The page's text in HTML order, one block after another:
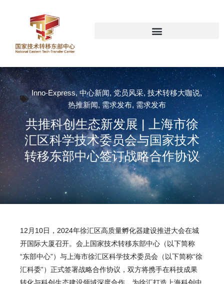
Inno-Express,中心新闻,党员风采, 技术转移大咖说,
热推新闻,需求发布, 需求发布
共推科创生态新发展 | 上海市徐
汇区科学技术委员会与国家技术
转移东部中心签订战略合作协议
12月10日，2024年徐汇区高质量孵化器建设推进大会在城
开国际大厦召开。会上国家技术转移东部中心 （以下简称
“东部中心”）与上海市徐汇区科学技术委员会（以下简称“徐
汇科委”）正式签署战略合作协议，双方将携手在科技成果